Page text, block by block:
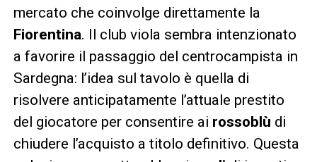
mercato che coinvolge direttamente la
Fiorentina. Il club viola sembra intenzionato
a favorire il passaggio del centrocampista in
Sardegna: l’idea sul tavolo è quella di
risolvere anticipatamente l’attuale prestito
del giocatore per consentire ai rossoblù di
chiudere l’acquisto a titolo definitivo. Questa